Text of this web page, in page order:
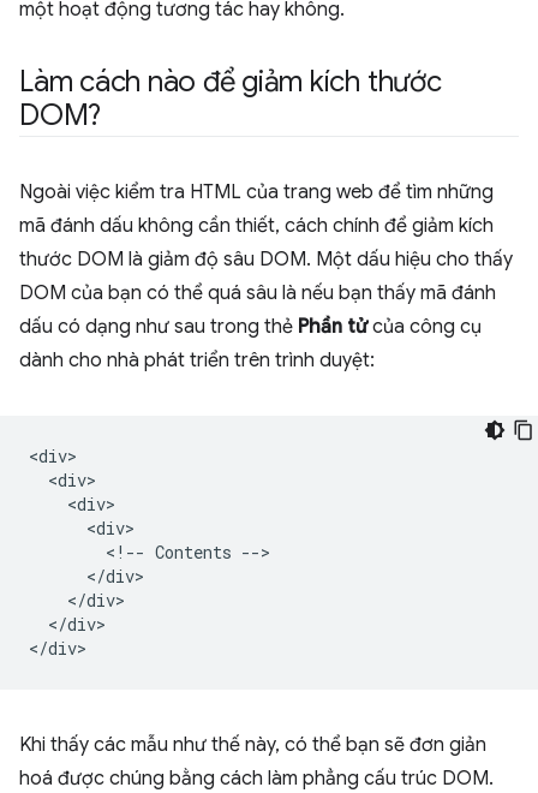
một hoạt động tương tác hay không.
Làm cách nào để giảm kích thước
DOM?
Ngoài việc kiểm tra HTML của trang web để tìm những
mã đánh dấu không cần thiết, cách chính để giảm kích
thước DOM là giảm độ sâu DOM. Một dấu hiệu cho thấy
DOM của bạn có thể quá sâu là nếu bạn thấy mã đánh
dấu có dạng như sau trong thẻ Phần tửcủa công cụ
dành cho nhà phát triển trên trình duyệt:
<div>
  <div>
    <div>
      <div>
        <!-- Contents -->
      </div>
    </div>
  </div>
Khi thấy các mẫu như thế này, có thể bạn sẽ đơn giản
hoá được chúng bằng cách làm phẳng cấu trúc DOM.